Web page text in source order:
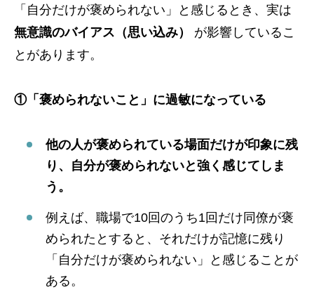
「自分だけが褒められない」と感じるとき、実は
無意識のバイアス（思い込み）
が影響しているこ
とがあります。
①「褒められないこと」に過敏になっている
他の人が褒められている場面だけが印象に残
り、自分が褒められないと強く感じてしま
う。
例えば、職場で10回のうち1回だけ同僚が褒
められたとすると、それだけが記憶に残り
「自分だけが褒められない」と感じることが
ある。